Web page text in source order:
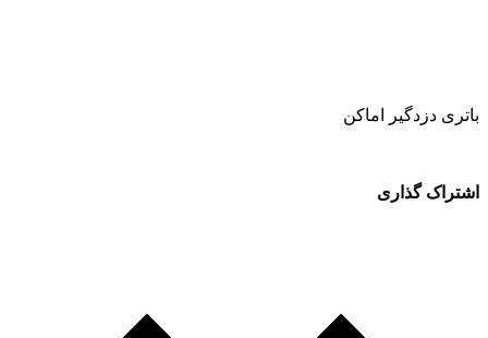
باتری دزدگیر اماکن
اشتراک گذاری